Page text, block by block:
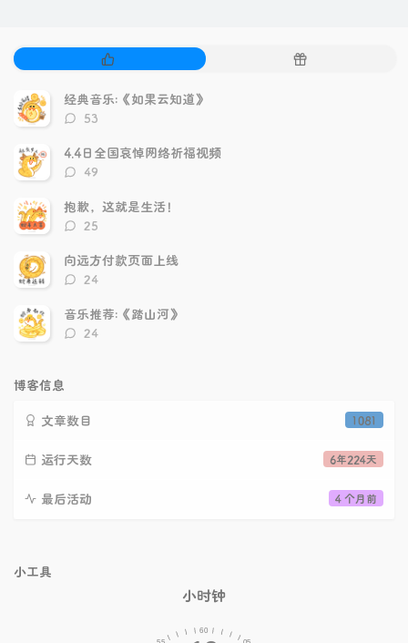
门
文
章
随
经典音乐:《如果云知道》
评
数：
53
4.4日全国哀悼网络祈福视频
评
数：
49
抱歉，这就是生活！
评
数：
25
向远方付款页面上线
评
数：
24
音乐推荐:《踏山河》
评
24
博客信息
1081
文章数目
6年224天
运行天数
4 个月前
最后活动
小工具
小时钟